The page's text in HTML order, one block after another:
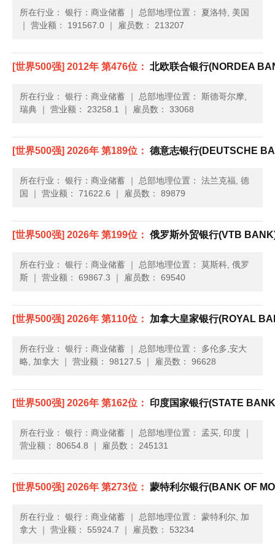
所在行业： 银行：商业储蓄 ｜ 总部地理位置： 夏洛特, 美国
｜ 营业额： 191567.0 ｜ 雇员数： 213207
[世界500强] 2012年 第476位： 北欧联合银行(NORDEA
所在行业： 银行：商业储蓄 ｜ 总部地理位置： 斯德哥尔摩,
瑞典 ｜ 营业额： 23258.1 ｜ 雇员数： 33068
[世界500强] 2026年 第189位： 德意志银行(DEUTSCHE
所在行业： 银行：商业储蓄 ｜ 总部地理位置： 法兰克福, 德
国
｜ 营业额： 71622.6 ｜ 雇员数： 89879
[世界500强] 2026年 第199位： 俄罗斯外贸银行(VTB
所在行业： 银行：商业储蓄 ｜ 总部地理位置： 莫斯科, 俄罗
斯 ｜ 营业额： 69867.3 ｜ 雇员数： 69540
[世界500强] 2026年 第110位： 加拿大皇家银行(ROYAL
所在行业： 银行：商业储蓄 ｜ 总部地理位置： 多伦多,安大
略, 加拿大 ｜ 营业额： 98127.5 ｜ 雇员数： 96628
[世界500强] 2026年 第162位： 印度国家银行(STATE
所在行业： 银行：商业储蓄 ｜ 总部地理位置： 孟买, 印度 ｜
营业额： 80654.8 ｜ 雇员数： 245131
[世界500强] 2026年 第273位： 蒙特利尔银行(BANK OF
所在行业： 银行：商业储蓄 ｜ 总部地理位置： 蒙特利尔, 加
拿大 ｜ 营业额： 55924.7 ｜ 雇员数： 53234